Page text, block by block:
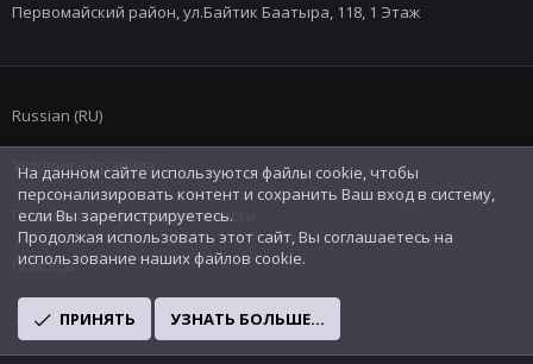
Первомайский район, ул.Байтик Баатыра, 118, 1 Этаж
Russian (RU)
Условия и правила
Политика конфиденциальности
Помощь
R
S
На данном сайте используются файлы cookie, чтобы
персонализировать контент и сохранить Ваш вход в систему,
если Вы зарегистрируетесь.
Продолжая использовать этот сайт, Вы соглашаетесь на
использование наших файлов cookie.
ПРИНЯТЬ УЗНАТЬ БОЛЬШЕ...